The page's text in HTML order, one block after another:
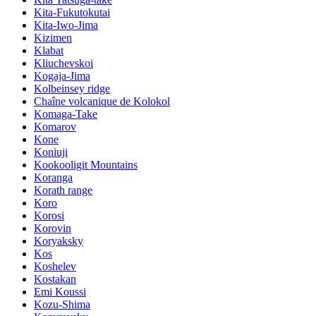
Kita-Fukutokutai
Kita-Iwo-Jima
Kizimen
Klabat
Kliuchevskoi
Kogaja-Jima
Kolbeinsey ridge
Chaîne volcanique de Kolokol
Komaga-Take
Komarov
Kone
Koniuji
Kookooligit Mountains
Koranga
Korath range
Koro
Korosi
Korovin
Koryaksky
Kos
Koshelev
Kostakan
Emi Koussi
Kozu-Shima